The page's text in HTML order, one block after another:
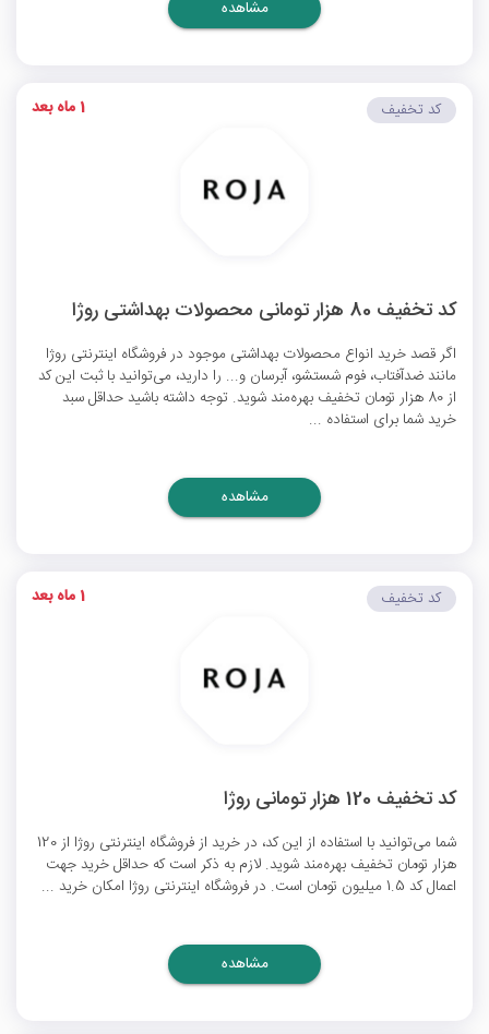
مشاهده
کد تخفیف 80 هزار تومانی محصولات بهداشتی روژا
اگر قصد خرید انواع محصولات بهداشتی موجود در فروشگاه اینترنتی روژا
مانند ضدآفتاب، فوم شستشو، آبرسان و... را دارید، می‌توانید با ثبت این کد
از 80 هزار تومان تخفیف بهره‌مند شوید. توجه داشته باشید حداقل سبد
خرید شما برای استفاده ...
کد تخفیف 1 ماه بعد
مشاهده
کد تخفیف 120 هزار تومانی روژا
شما می‌توانید با استفاده از این کد، در خرید از فروشگاه اینترنتی روژا از 120
هزار تومان تخفیف بهره‌مند شوید. لازم به ذکر است که حداقل خرید جهت
اعمال کد 1.5 میلیون تومان است. در فروشگاه اینترنتی روژا امکان خرید ...
کد تخفیف 1 ماه بعد
مشاهده